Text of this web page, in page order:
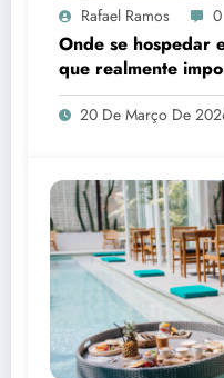
Rafael Ramos 0
Onde se hospedar
que realmente
20 De Março De